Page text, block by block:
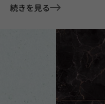
続きを見る